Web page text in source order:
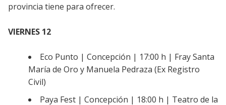
provincia tiene para ofrecer.
VIERNES 12
Eco Punto | Concepción | 17:00 h | Fray Santa
María de Oro y Manuela Pedraza (Ex Registro
Civil)
Paya Fest | Concepción | 18:00 h | Teatro de la